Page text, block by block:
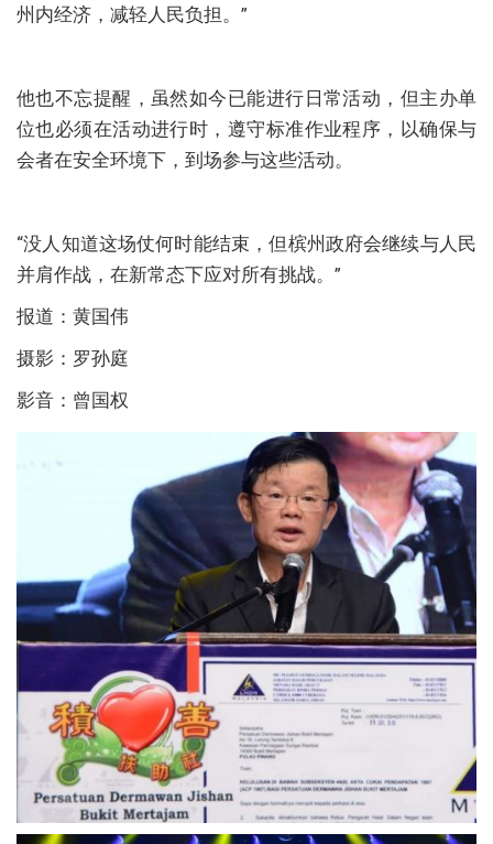
州内经济，减轻人民负担。”
他也不忘提醒，虽然如今已能进行日常活动，但主办单
位也必须在活动进行时，遵守标准作业程序，以确保与
会者在安全环境下，到场参与这些活动。
“没人知道这场仗何时能结束，但槟州政府会继续与人民
并肩作战，在新常态下应对所有挑战。”
报道：黄国伟
摄影：罗孙庭
影音：曾国权